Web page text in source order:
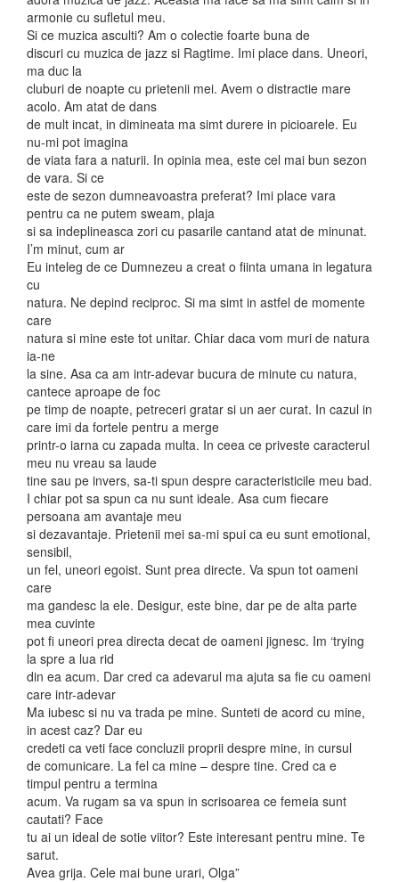
armonie cu sufletul meu.
Si ce muzica asculti? Am o colectie foarte buna de
discuri cu muzica de jazz si Ragtime. Imi place dans. Uneori,
ma duc la
cluburi de noapte cu prietenii mei. Avem o distractie mare
acolo. Am atat de dans
de mult incat, in dimineata ma simt durere in picioarele. Eu
nu-mi pot imagina
de viata fara a naturii. In opinia mea, este cel mai bun sezon
de vara. Si ce
este de sezon dumneavoastra preferat? Imi place vara
pentru ca ne putem sweam, plaja
si sa indeplineasca zori cu pasarile cantand atat de minunat.
I’m minut, cum ar
Eu inteleg de ce Dumnezeu a creat o fiinta umana in legatura
cu
natura. Ne depind reciproc. Si ma simt in astfel de momente
care
natura si mine este tot unitar. Chiar daca vom muri de natura
ia-ne
la sine. Asa ca am intr-adevar bucura de minute cu natura,
cantece aproape de foc
pe timp de noapte, petreceri gratar si un aer curat. In cazul in
care imi da fortele pentru a merge
printr-o iarna cu zapada multa. In ceea ce priveste caracterul
meu nu vreau sa laude
tine sau pe invers, sa-ti spun despre caracteristicile meu bad.
I chiar pot sa spun ca nu sunt ideale. Asa cum fiecare
persoana am avantaje meu
si dezavantaje. Prietenii mei sa-mi spui ca eu sunt emotional,
sensibil,
un fel, uneori egoist. Sunt prea directe. Va spun tot oameni
care
ma gandesc la ele. Desigur, este bine, dar pe de alta parte
mea cuvinte
pot fi uneori prea directa decat de oameni jignesc. Im ‘trying
la spre a lua rid
din ea acum. Dar cred ca adevarul ma ajuta sa fie cu oameni
care intr-adevar
Ma iubesc si nu va trada pe mine. Sunteti de acord cu mine,
in acest caz? Dar eu
credeti ca veti face concluzii proprii despre mine, in cursul
de comunicare. La fel ca mine – despre tine. Cred ca e
timpul pentru a termina
acum. Va rugam sa va spun in scrisoarea ce femeia sunt
cautati? Face
tu ai un ideal de sotie viitor? Este interesant pentru mine. Te
sarut.
Avea grija. Cele mai bune urari, Olga”